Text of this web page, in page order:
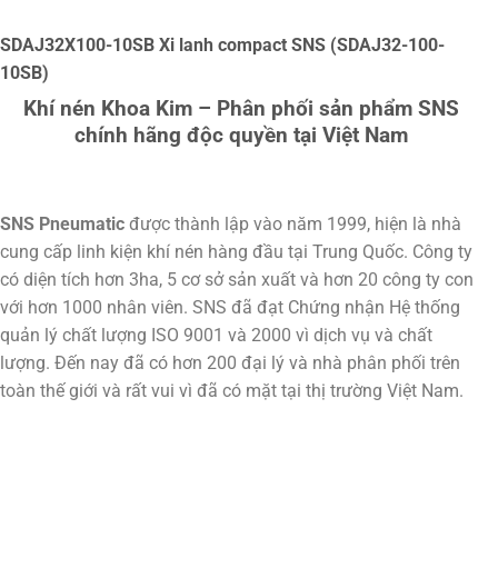
SDAJ32X100-10SB Xi lanh compact SNS (SDAJ32-100-
10SB)
Khí nén Khoa Kim – Phân phối sản phẩm SNS
chính hãng độc quyền tại Việt Nam
SNS Pneumatic được thành lập vào năm 1999, hiện là nhà
cung cấp linh kiện khí nén hàng đầu tại Trung Quốc. Công ty
có diện tích hơn 3ha, 5 cơ sở sản xuất và hơn 20 công ty con
với hơn 1000 nhân viên. SNS đã đạt Chứng nhận Hệ thống
quản lý chất lượng ISO 9001 và 2000 vì dịch vụ và chất
lượng. Đến nay đã có hơn 200 đại lý và nhà phân phối trên
toàn thế giới và rất vui vì đã có mặt tại thị trường Việt Nam.